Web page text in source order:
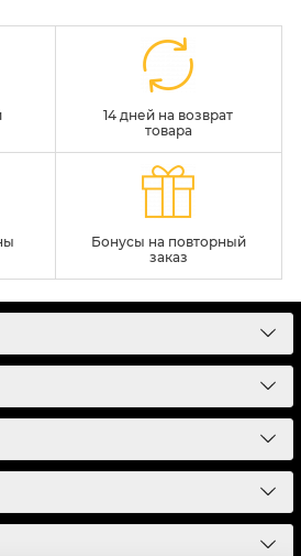
14 дней на возврат
товара
Бонусы на повторный
заказ